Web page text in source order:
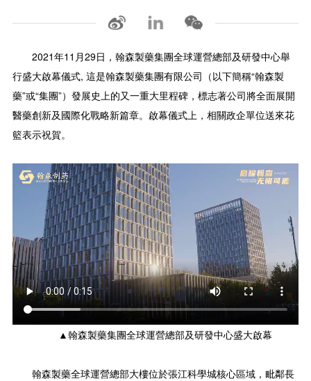
2021年11月29日，翰森製藥集團全球運營總部及研發中心舉
行盛大啟幕儀式, 這是翰森製藥集團有限公司（以下簡稱“翰森製
藥”或“集團”）發展史上的又一重大里程碑，標志著公司將全面展開
醫藥創新及國際化戰略新篇章。啟幕儀式上，相關政企單位送來花
籃表示祝賀。
▲翰森製藥集團全球運營總部及研發中心盛大啟幕
翰森製藥全球運營總部大樓位於張江科學城核心區域，毗鄰長